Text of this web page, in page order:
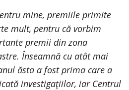
mine, premiile primite
mult, pentru că vorbim
premii din zona
Înseamnă cu atât mai
ăsta a fost prima care a
investigaţiilor, iar Centrul